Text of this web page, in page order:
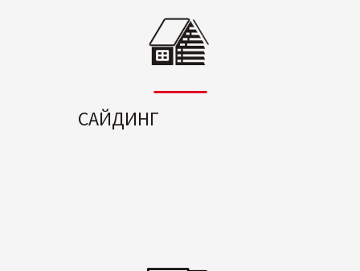
САЙДИНГ